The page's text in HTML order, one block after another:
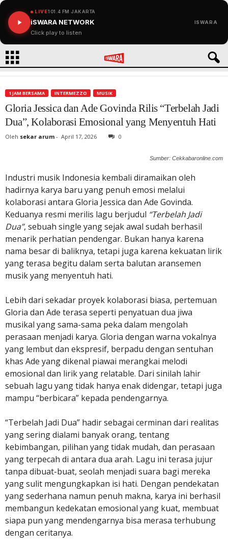
LIVE101.4 FM JAKARTA
iSWARA NETWORK
Click play to listen
ISWARA
1 JAM BERSAMA INTERMEZZO MUSIK
Gloria Jessica dan Ade Govinda Rilis “Terbelah Jadi
Dua”, Kolaborasi Emosional yang Menyentuh Hati
Oleh sekar arum - April 17, 2026 0
Sumber: Cekkabaronline.com
Industri musik Indonesia kembali diramaikan oleh
hadirnya karya baru yang penuh emosi melalui
kolaborasi antara Gloria Jessica dan Ade Govinda.
Keduanya resmi merilis lagu berjudul “Terbelah Jadi
Dua”, sebuah single yang sejak awal sudah berhasil
menarik perhatian pendengar. Bukan hanya karena
nama besar di baliknya, tetapi juga karena kekuatan lirik
yang terasa begitu dalam serta balutan aransemen
musik yang menyentuh hati.
Lebih dari sekadar proyek kolaborasi biasa, pertemuan
Gloria dan Ade terasa seperti penyatuan dua jiwa
musikal yang sama-sama peka dalam mengolah
perasaan menjadi karya. Gloria dengan warna vokalnya
yang lembut dan ekspresif, berpadu dengan sentuhan
khas Ade yang dikenal piawai merangkai melodi
emosional dan lirik yang relatable. Dari sinilah lahir
sebuah lagu yang tidak hanya enak didengar, tetapi juga
mampu “berbicara” kepada pendengarnya.
“Terbelah Jadi Dua” hadir sebagai cerminan dari realitas
yang sering dialami banyak orang, tentang
kebimbangan, pilihan yang tidak mudah, dan perasaan
yang terpecah di antara dua arah. Lagu ini terasa jujur
tanpa dibuat-buat, seolah menjadi suara bagi mereka
yang sulit mengungkapkan isi hati. Dengan pendekatan
yang sederhana namun penuh makna, karya ini berhasil
membangun kedekatan emosional yang kuat, membuat
siapa pun yang mendengarnya bisa merasa terhubung
dengan ceritanya.